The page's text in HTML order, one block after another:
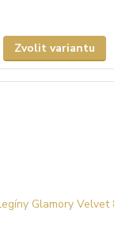
Zvolit variantu